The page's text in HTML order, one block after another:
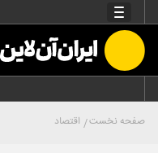
صفحه نخست اقتصاد